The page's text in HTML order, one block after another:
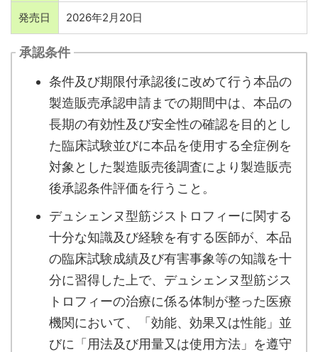
発売日 2026年2月20日
承認条件
条件及び期限付承認後に改めて行う本品の
製造販売承認申請までの期間中は、本品の
長期の有効性及び安全性の確認を目的とし
た臨床試験並びに本品を使用する全症例を
対象とした製造販売後調査により製造販売
後承認条件評価を行うこと。
デュシェンヌ型筋ジストロフィーに関する
十分な知識及び経験を有する医師が、本品
の臨床試験成績及び有害事象等の知識を十
分に習得した上で、デュシェンヌ型筋ジス
トロフィーの治療に係る体制が整った医療
機関において、「効能、効果又は性能」並
びに「用法及び用量又は使用方法」を遵守